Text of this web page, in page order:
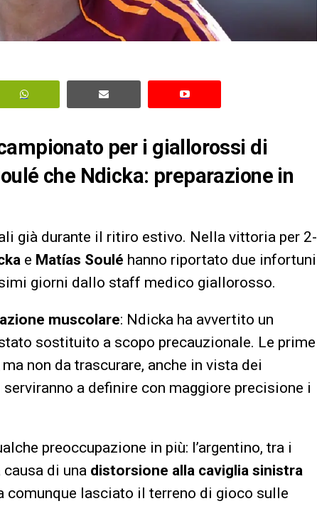
per i giallorossi di
che Ndicka: preparazione in
già durante il ritiro estivo. Nella vittoria per 2-
e Matías Soulé hanno riportato due infortuni
giorni dallo staff medico giallorosso.
muscolare: Ndicka ha avvertito un
sostituito a scopo precauzionale. Le prime
non da trascurare, anche in vista dei
a definire con maggiore precisione i
preoccupazione in più: l’argentino, tra i
di una distorsione alla caviglia sinistra
lasciato il terreno di gioco sulle